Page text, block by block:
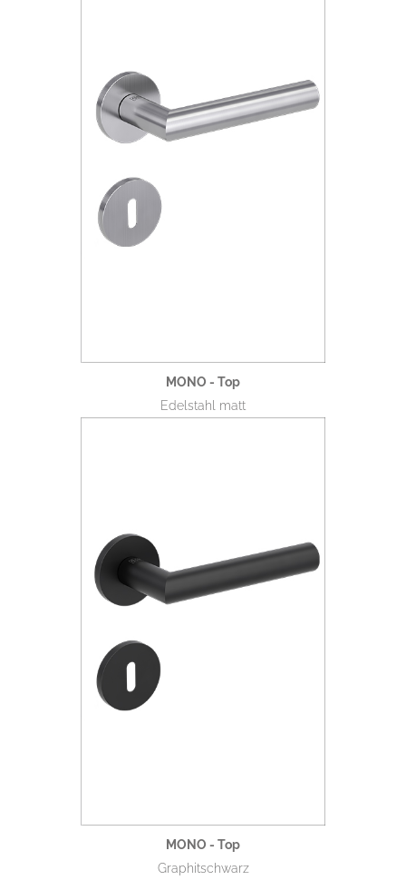
MONO - Top
Edelstahl matt
MONO - Top
Graphitschwarz